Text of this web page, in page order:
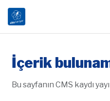
İçerik
Bu sayfanın CMS kaydı